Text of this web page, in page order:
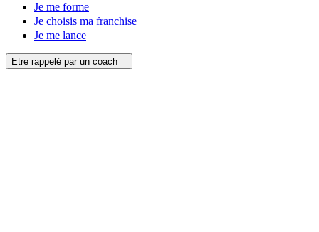
Je me forme
Je choisis ma franchise
Je me lance
Etre rappelé par un coach